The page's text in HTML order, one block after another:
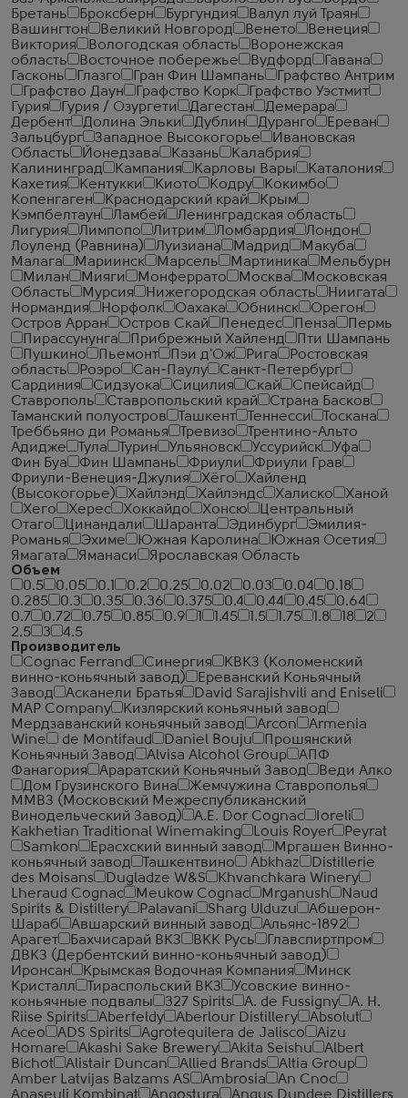
Бретань
Броксберн Бургундия
Валул луй Траян
Вашингтон
Великий Новгород Венето
Венеция
Виктория
Вологодская область
Воронежская
область
Восточное побережье Вудфорд
Гавана
Гасконь
Глазго Гран Фин Шампань
Графство Антрим
Графство Даун
Графство Корк
Графство Уэстмит
Гурия
Гурия / Озургети Дагестан
Демерара
Дербент
Долина Эльки Дублин Дуранго
Ереван
Зальцбург
Западное Высокогорье
Ивановская
Область
Йонедзава Казань
Калабрия
Калининград
Кампания Карловы Вары
Каталония
Кахетия
Кентукки Киото Кодру
Кокимбо
Копенгаген
Краснодарский край
Крым
Кэмпбелтаун
Ламбей
Ленинградская область
Лигурия
Лимпопо Литрим Ломбардия
Лондон
Лоуленд (Равнина)
Луизиана Мадрид
Макуба
Малага
Мариинск Марсель Мартиника
Мельбурн
Милан
Мияги Монферрато Москва
Московская
Область
Мурсия Нижегородская область
Ниигата
Нормандия
Норфолк Оахака Обнинск
Орегон
Остров Арран
Остров Скай Пенедес Пенза
Пермь
Пирассунунга
Прибрежный Хайленд
Пти Шампань
Пушкино
Пьемонт Пэи д'Ож Рига
Ростовская
область
Роэро Сан-Паулу
Санкт-Петербург
Сардиния
Сидзуока Сицилия Скай
Спейсайд
Ставрополь
Ставропольский край
Страна Басков
Таманский полуостров
Ташкент Теннесси
Тоскана
Треббьяно ди Романья
Тревизо
Трентино-Альто
Адидже
Тула Турин Ульяновск Уссурийск
Уфа
Фин Буа
Фин Шампань Фриули
Фриули Грав
Фриули-Венеция-Джулия
Хёго
Хайленд
(Высокогорье)
Хайлэнд Хайлэндс Халиско
Ханой
Хего
Херес Хоккайдо Хонсю
Центральный
Отаго
Цинандали Шаранта Эдинбург
Эмилия-
Романья
Эхиме Южная Каролина
Южная Осетия
Ямагата
Яманаси
Ярославская Область
Объем
0.5
0.05 0.1 0.2 0.25 0.02 0.03 0.04
0.18
0.285
0.3 0.35 0.36 0.375 0.4 0.44 0.45
0.64
0.7
0.72 0.75 0.85 0.9 1.45 1.5 1.75 1.8 18
2
2.5
3
4.5
Производитель
Cognac Ferrand
Синергия
КВКЗ (Коломенский
винно-коньячный завод)
Ереванский Коньячный
Завод
Асканели Братья
David Sarajishvili and Eniseli
MAP Company
Кизлярский коньячный завод
Мердзаванский коньячный завод
Arcon
Armenia
Wine
de Montifaud Daniel Bouju
Прошянский
Коньячный Завод
Alvisa Alcohol Group
АПФ
Фанагория
Араратский Коньячный Завод
Веди Алко
Дом Грузинского Вина
Жемчужина Ставрополья
ММВЗ (Московский Межреспубликанский
Винодельческий Завод)
A.E. Dor Cognac
Ioreli
Kakhetian Traditional Winemaking
Louis Royer
Peyrat
Samkon
Ерасхский винный завод
Мргашен Винно-
коньячный завод
Ташкентвино Abkhaz
Distillerie
des Moisans
Dugladze W&S
Khvanchkara Winery
Lheraud Cognac
Meukow Cognac Mrganush
Naud
Spirits & Distillery
Palavani Sharg Ulduzu
Абшерон-
Шараб
Авшарский винный завод
Альянс-1892
Арагет
Бахчисарай ВКЗ ВКК Русь
Главспиртпром
ДВКЗ (Дербентский винно-коньячный завод)
Иронсан
Крымская Водочная Компания
Минск
Кристалл
Тираспольский ВКЗ
Усовские винно-
коньячные подвалы
327 Spirits A. de Fussigny
A. H.
Riise Spirits
Aberfeldy Aberlour Distillery
Absolut
Aceo
ADS Spirits Agrotequilera de Jalisco
Aizu
Homare
Akashi Sake Brewery Akita Seishu
Albert
Bichot
Alistair Duncan Allied Brands
Altia Group
Amber Latvijas Balzams AS
Ambrosia
An Cnoc